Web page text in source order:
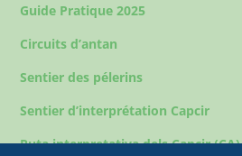
Guide Pratique 2025
Circuits d’antan
Sentier des pélerins
Sentier d’interprétation Capcir
Ruta interpretativa dels Capcir (CA)